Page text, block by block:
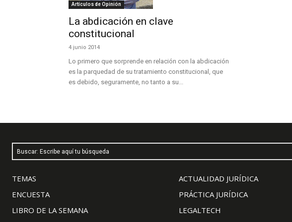
Artículos de Opinión
La abdicación en clave
constitucional
4 junio 2014
Lo primero que sorprende en relación con la abdicación
es la parquedad de su tratamiento constitucional, que
es debido, seguramente, no tanto a su...
Buscar: Escribe aquí tu búsqueda
TEMAS
ENCUESTA
LIBRO DE LA SEMANA
ACTUALIDAD JURÍDICA
PRÁCTICA JURÍDICA
LEGALTECH